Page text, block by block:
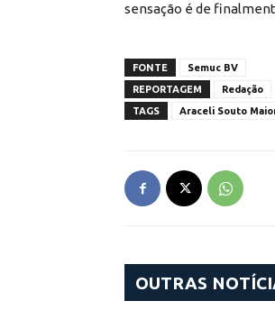
sensação é de
FONTE
Semuc BV
REPORTAGEM
Redação
TAGS
Araceli Souto
OUTRAS